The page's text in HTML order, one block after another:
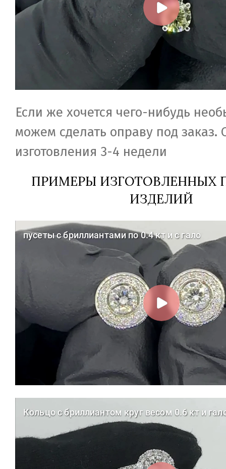
Если же хочется чего-нибудь
можем сделать оправу под заказ.
изготовления 3-4 недели
ПРИМЕРЫ ИЗГОТОВЛЕННЫХ
ИЗДЕЛИЙ